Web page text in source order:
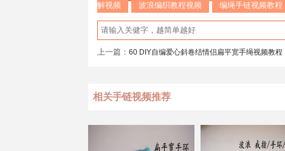
解视频
波浪编织教程视频 编绳手链视频教程
上一篇： 60 DIY自编爱心斜卷结情侣扁平宽手绳视频教程
相关手链视频推荐